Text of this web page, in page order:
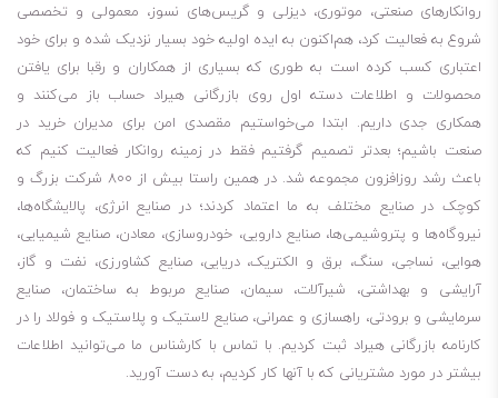
روانکارهای صنعتی، موتوری، دیزلی و گریس‌های نسوز، معمولی و تخصصی
شروع به فعالیت کرد، هم‌اکنون به ایده اولیه خود بسیار نزدیک شده و برای خود
اعتباری کسب کرده است به طوری که بسیاری از همکاران و رقبا برای یافتن
محصولات و اطلاعات دسته اول روی بازرگانی هیراد حساب باز می‌کنند و
همکاری جدی داریم. ابتدا می‌خواستیم مقصدی امن برای مدیران خرید در
صنعت باشیم؛ بعدتر تصمیم گرفتیم فقط در زمینه روانکار فعالیت کنیم که
باعث رشد روزافزون مجموعه شد. در همین راستا بیش از 800 شرکت بزرگ و
کوچک در صنایع مختلف به ما اعتماد کردند؛ در صنایع انرژی، پالایشگاه‌ها،
نیروگاه‌ها و پتروشیمی‌ها، صنایع دارویی، خودروسازی، معادن، صنایع شیمیایی،
هوایی، نساجی، سنگ، برق و الکتریک، دریایی، صنایع کشاورزی، نفت و گاز،
آرایشی و بهداشتی، شیرآلات، سیمان، صنایع مربوط به ساختمان، صنایع
سرمایشی و برودتی، راهسازی و عمرانی، صنایع لاستیک و پلاستیک و فولاد را در
کارنامه بازرگانی هیراد ثبت کردیم. با تماس با کارشناس ما می‌توانید اطلاعات
بیشتر در مورد مشتریانی که با آنها کار کردیم، به دست آورید.